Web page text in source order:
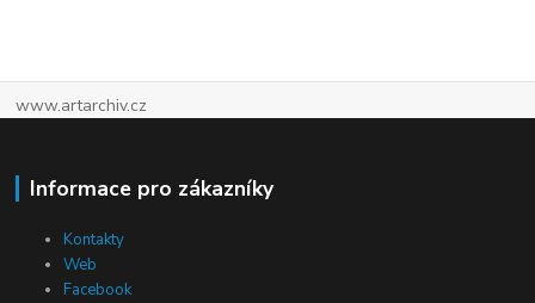
www.artarchiv.cz
Informace pro zákazníky
Kontakty
Web
Facebook